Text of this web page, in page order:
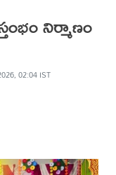
నిర్మాణం
02:04 IST